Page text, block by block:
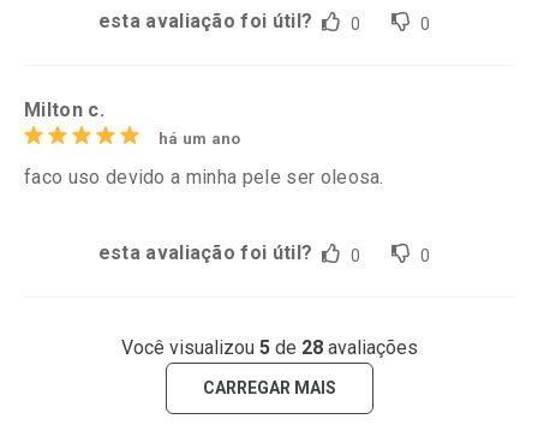
esta avaliação foi útil? 0 0
Milton c.
há um ano
faco uso devido a minha pele ser oleosa.
esta avaliação foi útil? 0 0
Você visualizou 5de 28avaliações
CARREGAR MAIS